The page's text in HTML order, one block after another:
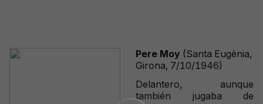
Pere Moy (Santa Eugènia,
Girona, 7/10/1946)
Delantero, aunque
también jugaba de